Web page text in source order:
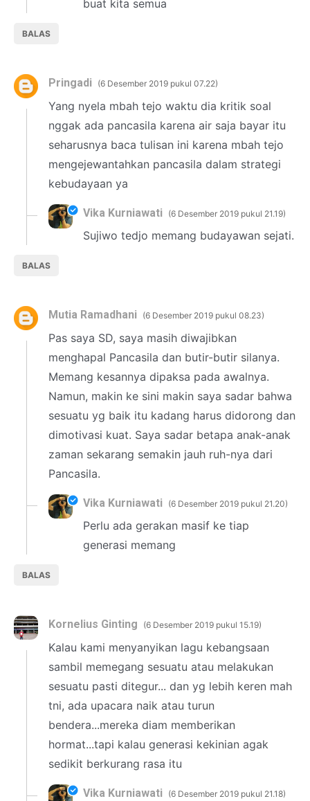
BALAS
buat kita semua
Pringadi 6 Desember 2019 pukul 07.22
Yang nyela mbah tejo waktu dia kritik soal
nggak ada pancasila karena air saja bayar itu
seharusnya baca tulisan ini karena mbah tejo
mengejewantahkan pancasila dalam strategi
kebudayaan ya
BALAS
Vika Kurniawati 6 Desember 2019 pukul 21.19
Sujiwo tedjo memang budayawan sejati.
Mutia Ramadhani 6 Desember 2019 pukul 08.23
Pas saya SD, saya masih diwajibkan
menghapal Pancasila dan butir-butir silanya.
Memang kesannya dipaksa pada awalnya.
Namun, makin ke sini makin saya sadar bahwa
sesuatu yg baik itu kadang harus didorong dan
dimotivasi kuat. Saya sadar betapa anak-anak
zaman sekarang semakin jauh ruh-nya dari
Pancasila.
BALAS
Vika Kurniawati 6 Desember 2019 pukul 21.20
Perlu ada gerakan masif ke tiap
generasi memang
Kornelius Ginting 6 Desember 2019 pukul 15.19
Kalau kami menyanyikan lagu kebangsaan
sambil memegang sesuatu atau melakukan
sesuatu pasti ditegur... dan yg lebih keren mah
tni, ada upacara naik atau turun
bendera...mereka diam memberikan
hormat...tapi kalau generasi kekinian agak
sedikit berkurang rasa itu
Vika Kurniawati 6 Desember 2019 pukul 21.18